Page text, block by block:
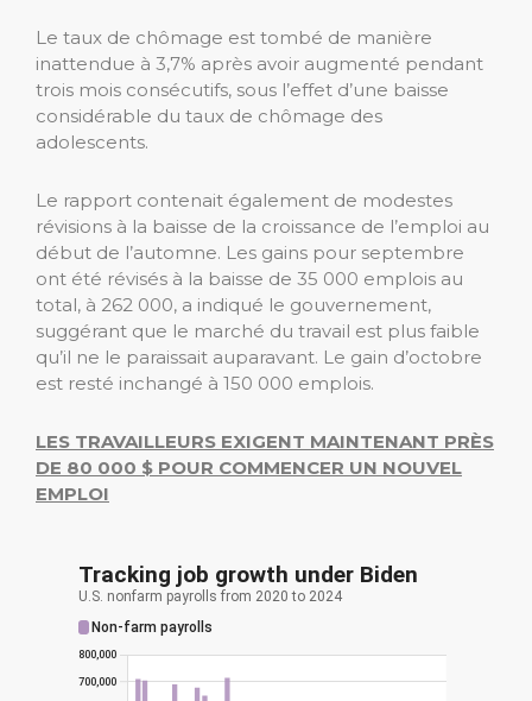
Le taux de chômage est tombé de manière
inattendue à 3,7% après avoir augmenté pendant
trois mois consécutifs, sous l’effet d’une baisse
considérable du taux de chômage des
adolescents.
Le rapport contenait également de modestes
révisions à la baisse de la croissance de l’emploi au
début de l’automne. Les gains pour septembre
ont été révisés à la baisse de 35 000 emplois au
total, à 262 000, a indiqué le gouvernement,
suggérant que le marché du travail est plus faible
qu’il ne le paraissait auparavant. Le gain d’octobre
est resté inchangé à 150 000 emplois.
LES TRAVAILLEURS EXIGENT MAINTENANT PRÈS
DE 80 000 $ POUR COMMENCER UN NOUVEL
EMPLOI